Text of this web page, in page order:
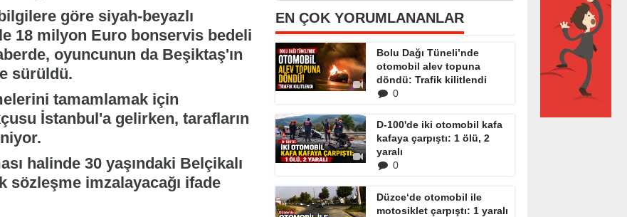
göre siyah-beyazlı
18 milyon Euro bonservis bedeli
oyuncunun da Beşiktaş'ın
sürüldü.
tamamlamak için
İstanbul'a gelirken, tarafların
halinde 30 yaşındaki Belçikalı
sözleşme imzalayacağı ifade
EN ÇOK YORUMLANANLAR
Bolu Dağı Tüneli’nde
otomobil alev topuna
döndü: Trafik kilitlendi
0
D-100'de iki otomobil kafa
kafaya çarpıştı: 1 ölü, 2
yaralı
0
Düzce‘de otomobil ile
motosiklet çarpıştı: 1 yaralı